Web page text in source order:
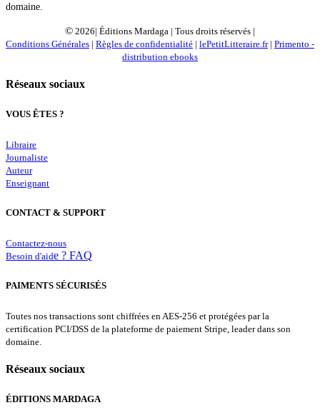
domaine.
© 2026| Éditions Mardaga | Tous droits réservés |
Conditions Générales | Règles de confidentialité | lePetitLitteraire.fr| Primento -
distribution ebooks
Réseaux sociaux
VOUS ÊTES ?
Libraire
Journaliste
Auteur
Enseignant
CONTACT & SUPPORT
Contactez-nous
Besoin d'aide ? FAQ
PAIMENTS SÉCURISÉS
Toutes nos transactions sont chiffrées en AES-256 et protégées par la
certification PCI/DSS de la plateforme de paiement Stripe, leader dans son
domaine.
Réseaux sociaux
ÉDITIONS MARDAGA